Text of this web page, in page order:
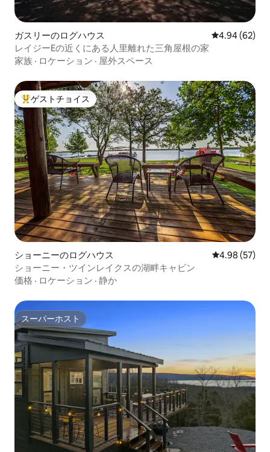
ガスリーのログハウス レビュー62
4.94 (62)
レイジーEの近くにある人里離れた三角屋根の家
家族 · ロケーション · 屋外スペース
大好評のゲストチョイスです。
ゲストチョイス
ショーニーのログハウス レビュー57
4.98 (57)
ショーニー・ツインレイクスの湖畔キャビン
価格 · ロケーション · 静か
スーパーホスト
スーパーホスト